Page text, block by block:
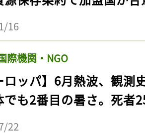
16
際機関・NGO
ロッパ】6月熱波、観
でも2番目の暑さ。死者
22